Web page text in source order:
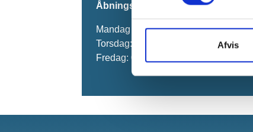
Afvis
Åbningstider:
Mandag – onsdag: 8.00 – 15.00
Torsdag: 08.00 – 17.00
Fredag: 08.00 – 15.00